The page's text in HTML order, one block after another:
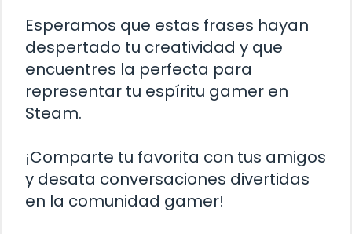
Esperamos que estas frases hayan
despertado tu creatividad y que
encuentres la perfecta para
representar tu espíritu gamer en
Steam.
¡Comparte tu favorita con tus amigos
y desata conversaciones divertidas
en la comunidad gamer!